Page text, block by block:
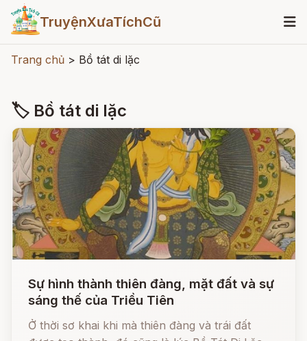
TruyệnXưaTíchCũ
Trang chủ > Bồ tát di lặc
🏷 Bồ tát di lặc
Sự hình thành thiên đàng, mặt đất và sự
sáng thế của Triều Tiên
Ở thời sơ khai khi mà thiên đàng và trái đất